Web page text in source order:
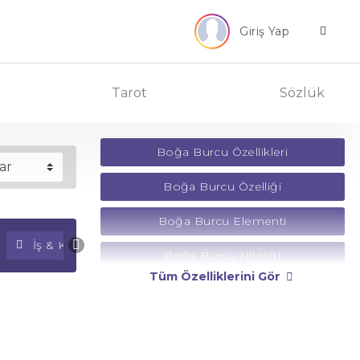
Giriş Yap
Tarot Sözlük
İş & Kariyer Falı Para Falı
Boğa Burcu Özellikleri
Boğa Burcu Özelliği
Boğa Burcu Elementi
Boğa Burcu Niteliği
Tüm Özelliklerini Gör